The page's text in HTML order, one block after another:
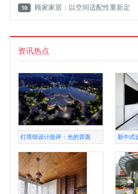
10 顾家家居：以空间适配性重新定
资讯热点
灯塔组设计批评：光的背面 新中式